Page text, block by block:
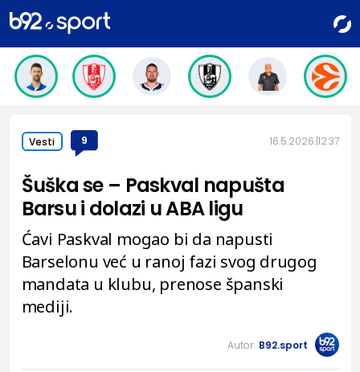
Vesti 9 16.5.2026. 12:37
Šuška se – Paskval napušta
Barsu i dolazi u ABA ligu
Ćavi Paskval mogao bi da napusti
Barselonu već u ranoj fazi svog drugog
mandata u klubu, prenose španski
mediji.
Autor: B92.sport